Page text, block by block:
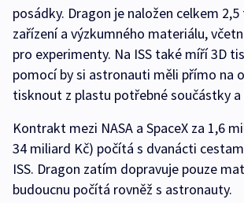
posádky. Dragon je naložen celkem
zařízení a výzkumného materiálu,
pro experimenty. Na ISS také míří 3D
pomocí by si astronauti měli přímo na
tisknout z plastu potřebné součástky
Kontrakt mezi NASA a SpaceX za 1,6
34 miliard Kč) počítá s dvanácti
ISS. Dragon zatím dopravuje pouze
budoucnu počítá rovněž s astronauty.